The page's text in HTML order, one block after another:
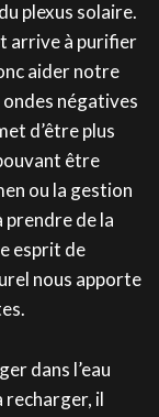
plexus solaire.
arrive à purifier
aider notre
négatives
d’être plus
être
ou la gestion
prendre de la
esprit de
nous apporte
dans l’eau
recharger, il